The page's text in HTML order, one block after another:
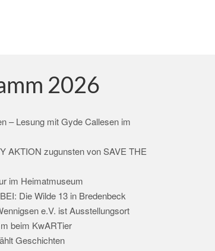
2026
– Lesung mit Gyde Callesen im
AKTION zugunsten von SAVE THE
im Heimatmuseum
Die Wilde 13 in Bredenbeck
e.V. ist Ausstellungsort
beim KwARTier
Geschichten